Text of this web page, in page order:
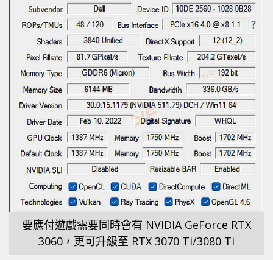
要應付遊戲需要同時會有 NVIDIA GeForce RTX
3060，更可升級至 RTX 3070 Ti/3080 Ti